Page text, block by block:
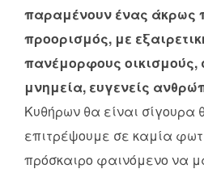
παραμένουν ένας άκρως
προορισμός, με
πανέμορφους οικισμούς,
μνημεία, ευγενείς
Κυθήρων θα είναι σίγουρα
επιτρέψουμε σε καμία
πρόσκαιρο φαινόμενο να